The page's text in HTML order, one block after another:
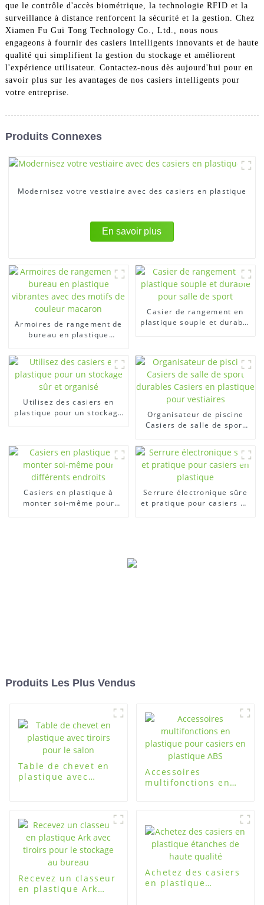
que le contrôle d'accès biométrique, la technologie RFID et la
surveillance à distance renforcent la sécurité et la gestion. Chez
Xiamen Fu Gui Tong Technology Co., Ltd., nous nous
engageons à fournir des casiers intelligents innovants et de haute
qualité qui simplifient la gestion du stockage et améliorent
l'expérience utilisateur. Contactez-nous dès aujourd'hui pour en
savoir plus sur les avantages de nos casiers intelligents pour
votre entreprise.
Produits Connexes
Modernisez votre vestiaire avec des casiers en plastique
En savoir plus
Armoires de rangement de
bureau en plastique
Casier de rangement en
plastique souple et durable
Utilisez des casiers en
plastique pour un stockage
Organisateur de piscine
Casiers de salle de sport
Casiers en plastique à
monter soi-même pour
Serrure électronique sûre
et pratique pour casiers en
Produits Les Plus Vendus
Table de chevet en
plastique avec
Accessoires
multifonctions en
Recevez un classeur
en plastique Ark
Achetez des casiers
en plastique